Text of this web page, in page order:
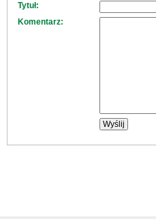
Tytuł:
Komentarz: